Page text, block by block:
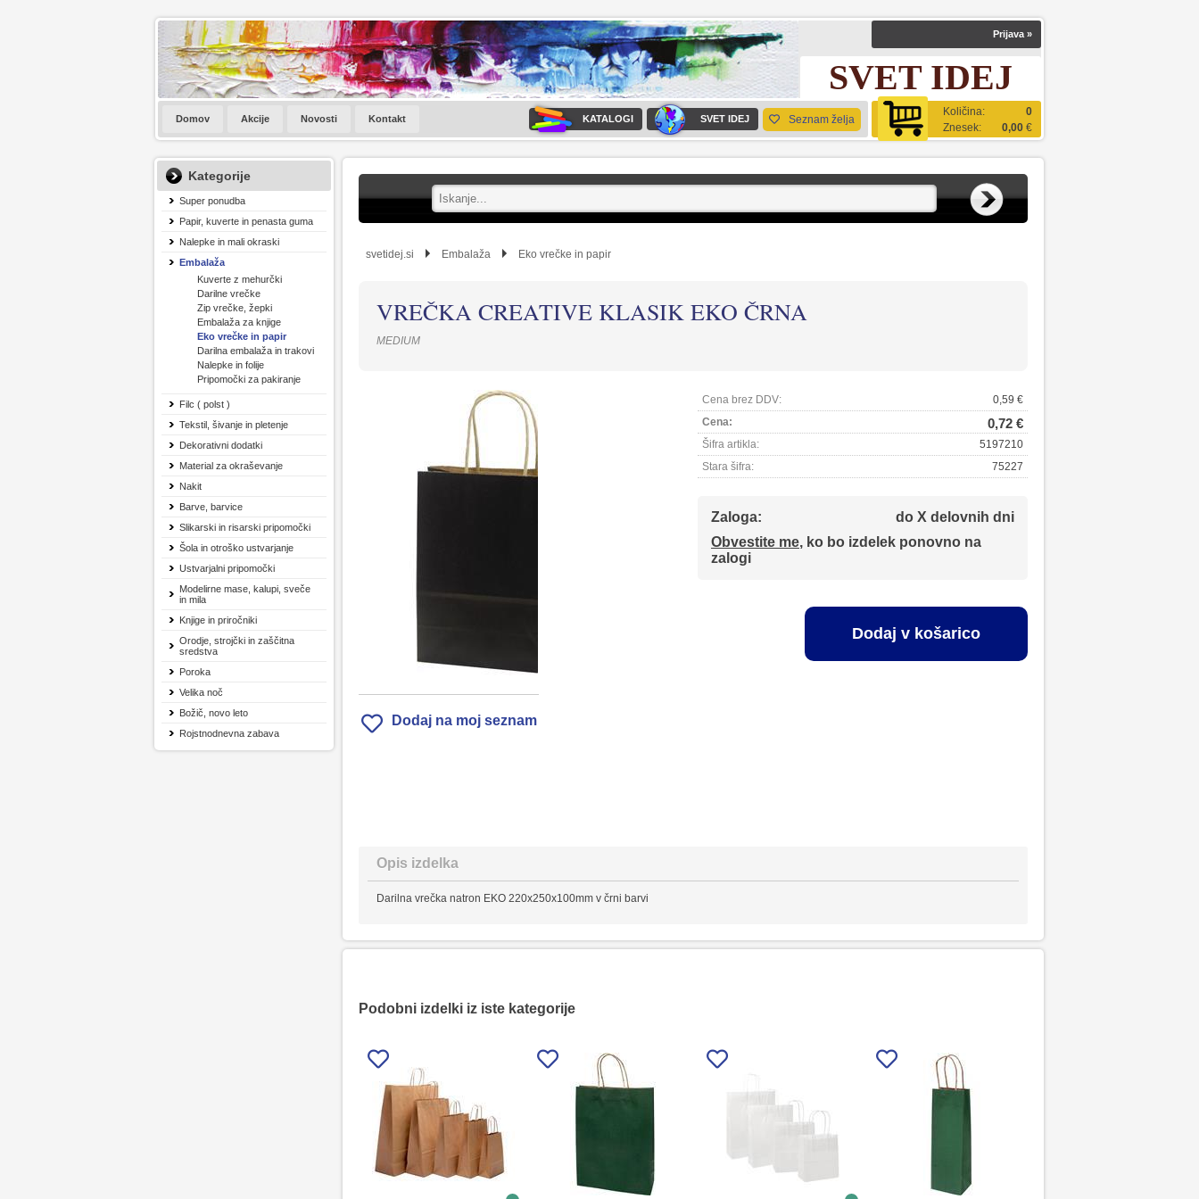
Prijava »
SVET IDEJ
Količina:
0
Znesek:
0,00 €
Domov Akcije Novosti Kontakt KATALOGI SVET IDEJ Seznam želja
Kategorije
Super ponudba
Papir, kuverte in penasta guma
Nalepke in mali okraski
Embalaža
Kuverte z mehurčki
Darilne vrečke
Zip vrečke, žepki
Embalaža za knjige
Eko vrečke in papir
Darilna embalaža in trakovi
Nalepke in folije
Pripomočki za pakiranje
Filc ( polst )
Tekstil, šivanje in pletenje
Dekorativni dodatki
Material za okraševanje
Nakit
Barve, barvice
Slikarski in risarski pripomočki
Šola in otroško ustvarjanje
Ustvarjalni pripomočki
Modelirne mase, kalupi, sveče
in mila
Knjige in priročniki
Orodje, strojčki in zaščitna
sredstva
Poroka
Velika noč
Božič, novo leto
Rojstnodnevna zabava
svetidej.si Embalaža Eko vrečke in papir
VREČKA CREATIVE KLASIK EKO ČRNA
MEDIUM
Dodaj na moj seznam
Cena brez DDV:
0,59 €
Cena:
0,72 €
Šifra artikla:
5197210
Stara šifra:
75227
Zaloga:
do X delovnih dni
Obvestite me, ko bo izdelek ponovno na
zalogi
Dodaj v košarico
Opis izdelka
Darilna vrečka natron EKO 220x250x100mm v črni barvi
Podobni izdelki iz iste kategorije